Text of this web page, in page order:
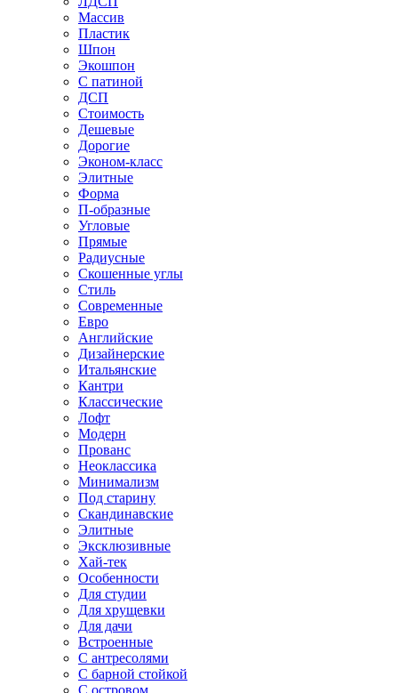
Массив
Пластик
Шпон
Экошпон
С патиной
ДСП
Стоимость
Дешевые
Дорогие
Эконом-класс
Элитные
Форма
П-образные
Угловые
Прямые
Радиусные
Скошенные углы
Стиль
Современные
Евро
Английские
Дизайнерские
Итальянские
Кантри
Классические
Лофт
Модерн
Прованс
Неоклассика
Минимализм
Под старину
Скандинавские
Элитные
Эксклюзивные
Хай-тек
Особенности
Для студии
Для хрущевки
Для дачи
Встроенные
С антресолями
С барной стойкой
С островом